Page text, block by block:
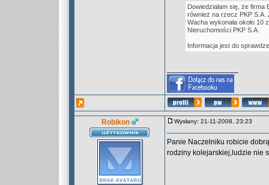
Dowiedziałam się, że firma
również na rzecz PKP S.A.
Wacha wykonała około 10
Nieruchomości PKP S.A.
Informacja jest do
Robikon Wysłany: 21-11-2008, 23:23
Panie Naczelniku robicie
rodziny kolejarskiej,ludzie nie